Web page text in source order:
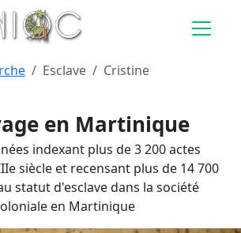
en Martinique
indexant plus de 3 200 actes
siècle et recensant plus de 14 700
statut d'esclave dans la société
en Martinique
Esclave Cristine